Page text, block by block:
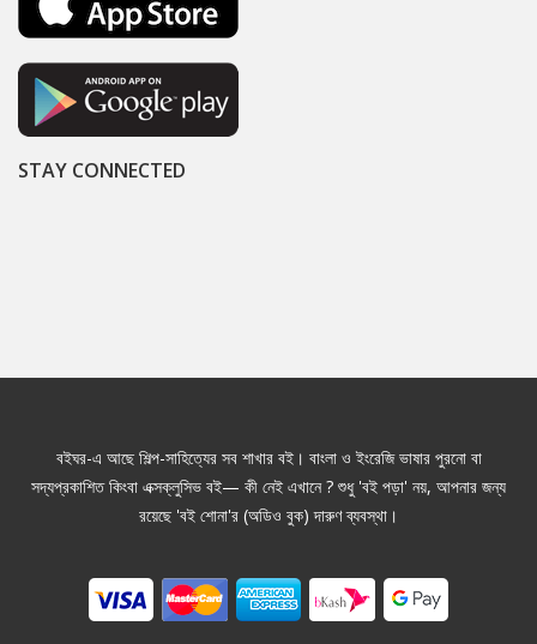
STAY CONNECTED
বইঘর-এ আছে শিল্প-সাহিত্যের সব শাখার বই। বাংলা ও ইংরেজি ভাষার পুরনো বা
সদ্যপ্রকাশিত কিংবা এক্সক্লুসিভ বই— কী নেই এখানে ? শুধু 'বই পড়া' নয়, আপনার জন্য
রয়েছে 'বই শোনা'র (অডিও বুক) দারুণ ব্যবস্থা।